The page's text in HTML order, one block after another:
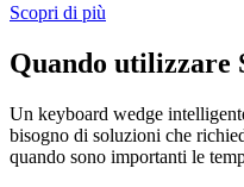
Scopri di più
Quando utilizzare
Un keyboard wedge
bisogno di soluzioni che
quando sono importanti le